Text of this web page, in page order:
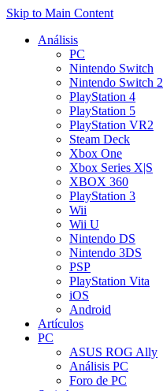
Skip to Main Content
Análisis
PC
Nintendo Switch
Nintendo Switch 2
PlayStation 4
PlayStation 5
PlayStation VR2
Steam Deck
Xbox One
Xbox Series X|S
XBOX 360
PlayStation 3
Wii
Wii U
Nintendo DS
Nintendo 3DS
PSP
PlayStation Vita
iOS
Android
Artículos
PC
ASUS ROG Ally
Análisis PC
Foro de PC